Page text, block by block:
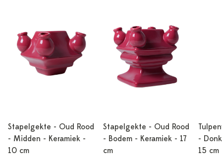
Stapelgekte - Oud Rood
- Midden - Keramiek -
10 cm
Stapelgekte - Oud Rood
- Bodem - Keramiek - 17
cm
-
15 cm